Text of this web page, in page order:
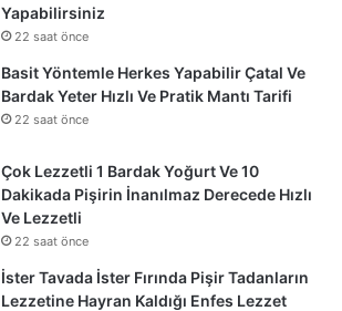
Yapabilirsiniz
22 saat önce
Basit Yöntemle Herkes Yapabilir Çatal Ve
Bardak Yeter Hızlı Ve Pratik Mantı Tarifi
22 saat önce
Çok Lezzetli 1 Bardak Yoğurt Ve 10
Dakikada Pişirin İnanılmaz Derecede Hızlı
Ve Lezzetli
22 saat önce
İster Tavada İster Fırında Pişir Tadanların
Lezzetine Hayran Kaldığı Enfes Lezzet